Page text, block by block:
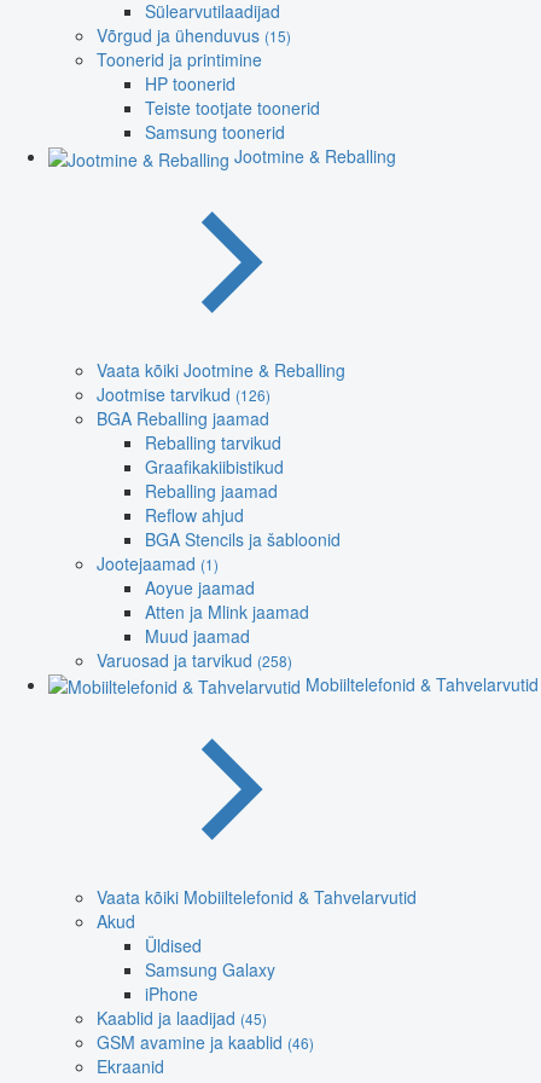
Sülearvutilaadijad
Võrgud ja ühenduvus (15)
Toonerid ja printimine
HP toonerid
Teiste tootjate toonerid
Samsung toonerid
Jootmine & Reballing
Vaata kõiki Jootmine & Reballing
Jootmise tarvikud (126)
BGA Reballing jaamad
Reballing tarvikud
Graafikakiibistikud
Reballing jaamad
Reflow ahjud
BGA Stencils ja šabloonid
Jootejaamad (1)
Aoyue jaamad
Atten ja Mlink jaamad
Muud jaamad
Varuosad ja tarvikud (258)
Mobiiltelefonid & Tahvelarvutid
Vaata kõiki Mobiiltelefonid & Tahvelarvutid
Akud
Üldised
Samsung Galaxy
iPhone
Kaablid ja laadijad (45)
GSM avamine ja kaablid (46)
Ekraanid